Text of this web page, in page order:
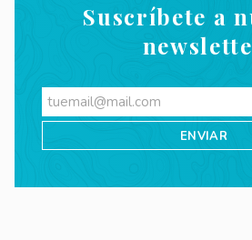
Suscríbete a